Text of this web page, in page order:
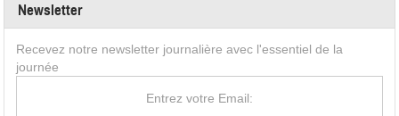
Newsletter
Recevez notre newsletter journalière avec l'essentiel de la
journée
Entrez votre Email: